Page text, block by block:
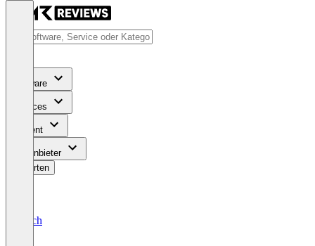
Software
Services
Content
Für Anbieter
Bewerten
Deutsch